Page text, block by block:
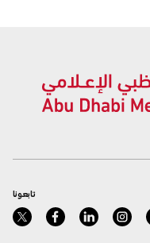
تابعونا